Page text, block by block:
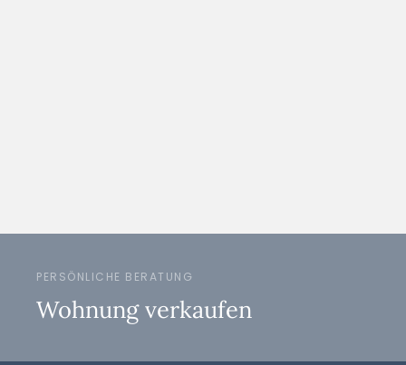
PERSÖNLICHE BERATUNG
Wohnung verkaufen